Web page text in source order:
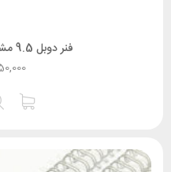
فنر دوبل 9.5 مشکی 34 لوپ (A4)